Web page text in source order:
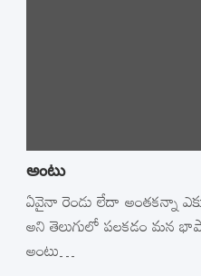
అంటు
ఏవైనా రెండు లేదా అంతకన్నా
అని తెలుగులో పలకడం మన
అంటు…